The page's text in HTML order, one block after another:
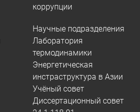
коррупции
Научные подразделения
Лаборатория
термодинамики
Энергетическая
инстраструктура в Азии
Учёный совет
Диссертационный совет